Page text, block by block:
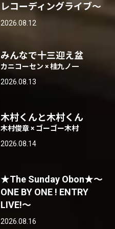
レコーディングライブ〜
2026.08.12
みんなで十三迎え盆
カニコーセン × 桂九ノ一
2026.08.13
木村くんと木村くん
木村俊章 × ゴーゴー木村
2026.08.14
★The Sunday Obon★〜
ONE BY ONE ! ENTRY
LIVE!〜
2026.08.16